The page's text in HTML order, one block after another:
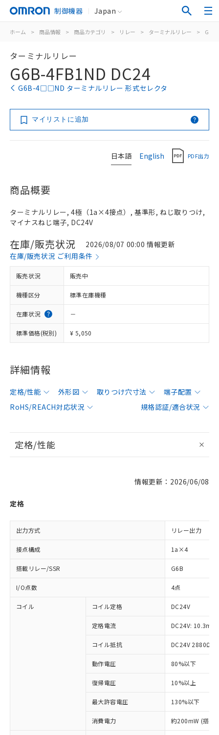
制御機器 Japan
ホーム > 商品情報 > 商品カテゴリ > リレー > ターミナルリレー >
ターミナルリレー
G6B-4FB1ND DC24
G6B-4□□ND ターミナルリレー 形式セレクタ
マイリストに追加
日本語 English PDF出力
商品概要
ターミナルリレー, 4極（1a×4接点）, 基準形, ねじ取りつけ,
マイナスねじ端子, DC24V
在庫/販売状況
2026/08/07 00:00 情報更新
在庫/販売状況 ご利用条件
販売状況 販売中
機種区分 標準在庫機種
在庫状況 －
標準価格(税別) ¥ 5,050
詳細情報
定格/性能 外形図 取りつけ穴寸法
端子配置
RoHS/REACH対応状況
規格認証/適合状況
定格/性能
情報更新：2026/06/08
定格
出力方式 リレー出力
接点構成 1a×4
搭載リレー/SSR G6B
I/O点数 4点
コイル コイル定格 DC24V
定格電流 DC24V: 10.3mA
コイル抵抗 DC24V 2880Ω
動作電圧 80%以下
復帰電圧 10%以上
最大許容電圧 130%以下
消費電力 約200mW (搭載